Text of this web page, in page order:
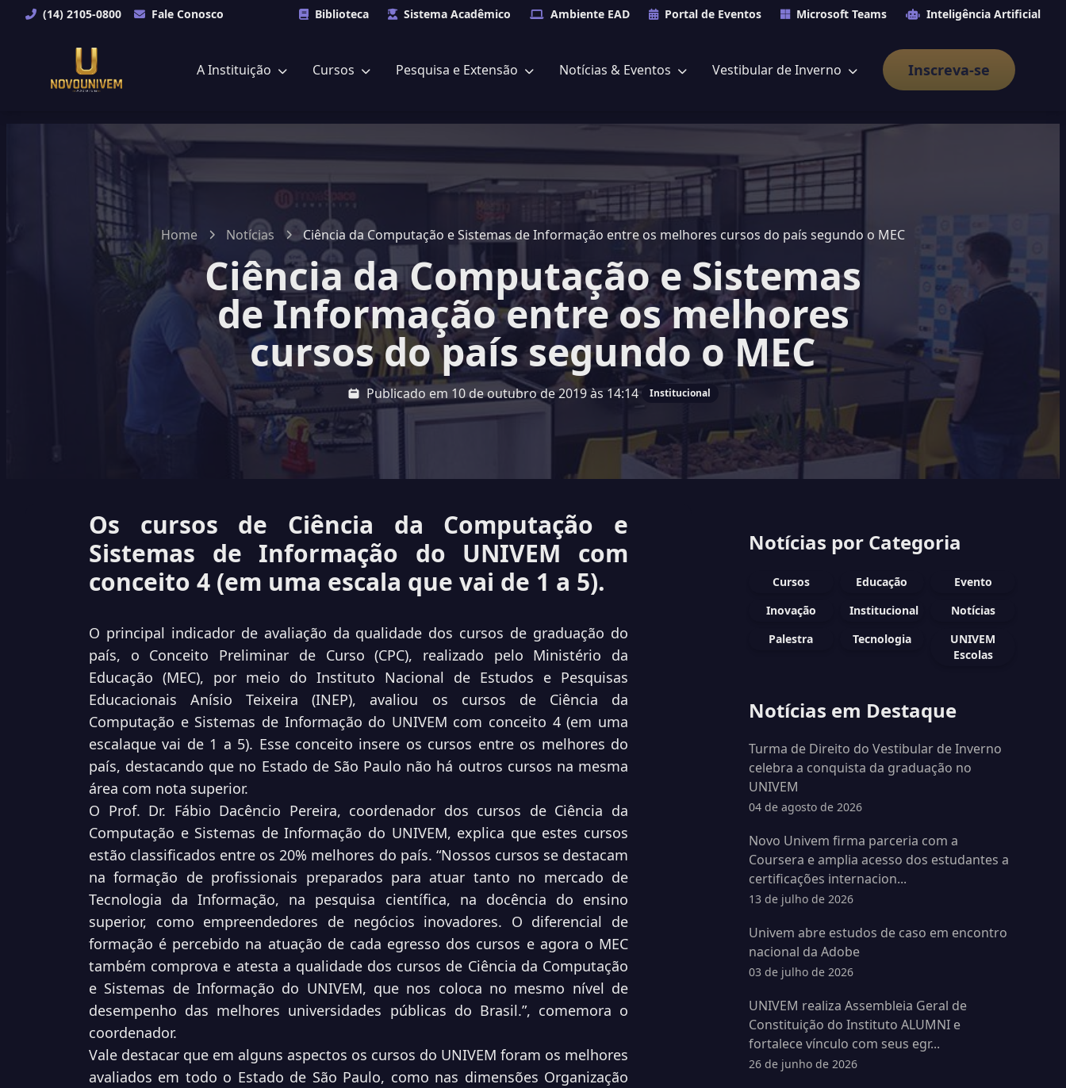
(14) 2105-0800 Fale Conosco Biblioteca Sistema Acadêmico Ambiente EAD Portal de Eventos Microsoft Teams Inteligência Artificial
A Instituição Cursos Pesquisa e Extensão Notícias & Eventos Vestibular de Inverno Inscreva-se
Home Notícias Ciência da Computação e Sistemas de Informação entre os melhores cursos do país segundo o MEC
Ciência da Computação e Sistemas
de Informação entre os melhores
cursos do país segundo o MEC
Publicado em 10 de outubro de 2019 às 14:14 Institucional
Os cursos de Ciência da Computação e
Sistemas de Informação do UNIVEM com
conceito 4 (em uma escala que vai de 1 a 5).
O principal indicador de avaliação da qualidade dos cursos de graduação do
país, o Conceito Preliminar de Curso (CPC), realizado pelo Ministério da
Educação (MEC), por meio do Instituto Nacional de Estudos e Pesquisas
Educacionais Anísio Teixeira (INEP), avaliou os cursos de Ciência da
Computação e Sistemas de Informação do UNIVEM com conceito 4 (em uma
escalaque vai de 1 a 5). Esse conceito insere os cursos entre os melhores do
país, destacando que no Estado de São Paulo não há outros cursos na mesma
área com nota superior.
O Prof. Dr. Fábio Dacêncio Pereira, coordenador dos cursos de Ciência da
Computação e Sistemas de Informação do UNIVEM, explica que estes cursos
estão classificados entre os 20% melhores do país. “Nossos cursos se destacam
na formação de profissionais preparados para atuar tanto no mercado de
Tecnologia da Informação, na pesquisa científica, na docência do ensino
superior, como empreendedores de negócios inovadores. O diferencial de
formação é percebido na atuação de cada egresso dos cursos e agora o MEC
também comprova e atesta a qualidade dos cursos de Ciência da Computação
e Sistemas de Informação do UNIVEM, que nos coloca no mesmo nível de
desempenho das melhores universidades públicas do Brasil.”, comemora o
coordenador.
Vale destacar que em alguns aspectos os cursos do UNIVEM foram os melhores
avaliados em todo o Estado de São Paulo, como nas dimensões Organização
Notícias por Categoria
Cursos Educação
Evento
Inovação
Institucional
Notícias
Palestra
Tecnologia
UNIVEM
Escolas
Notícias em Destaque
Turma de Direito do Vestibular de Inverno
celebra a conquista da graduação no
UNIVEM
04 de agosto de 2026
Novo Univem firma parceria com a
Coursera e amplia acesso dos estudantes a
certificações internacion...
13 de julho de 2026
Univem abre estudos de caso em encontro
nacional da Adobe
03 de julho de 2026
UNIVEM realiza Assembleia Geral de
Constituição do Instituto ALUMNI e
fortalece vínculo com seus egr...
26 de junho de 2026